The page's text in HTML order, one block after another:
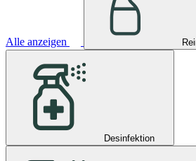
Alle anzeigen
Desinfektion